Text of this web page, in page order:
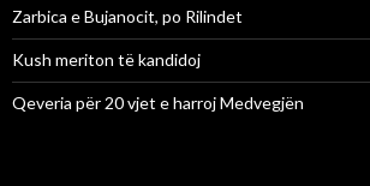
Zarbica e Bujanocit, po Rilindet
Kush meriton të kandidoj
Qeveria për 20 vjet e harroj Medvegjën